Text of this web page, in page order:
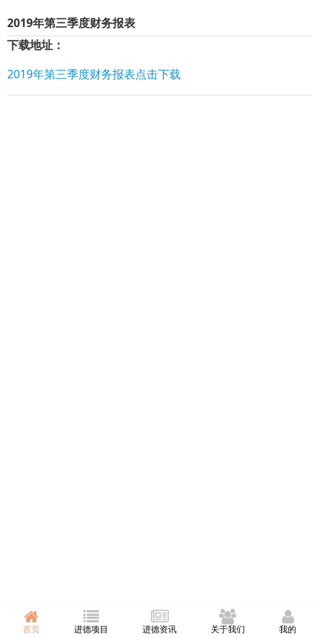
2019年第三季度财务报表
下载地址：
2019年第三季度财务报表点击下载
首页 进德项目 进德资讯 关于我们 我的